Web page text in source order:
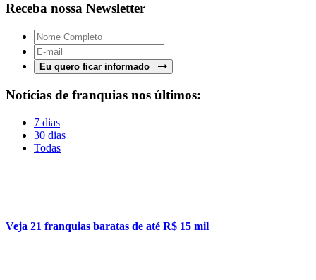
Receba nossa Newsletter
Eu quero ficar informado
Notícias de franquias nos últimos:
7 dias
30 dias
Todas
Veja 21 franquias baratas de até R$ 15 mil